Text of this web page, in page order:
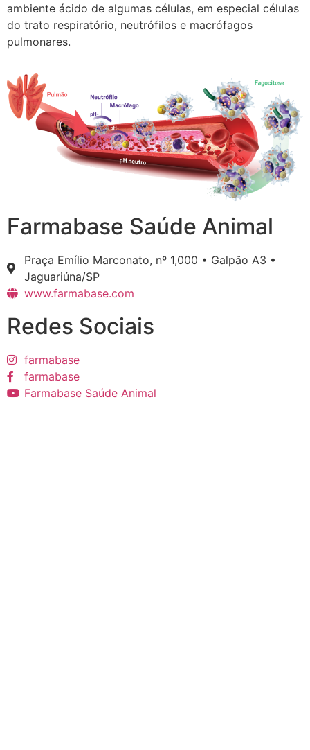
ambiente ácido de algumas células, em especial células
do trato respiratório, neutrófilos e macrófagos
pulmonares.
Farmabase Saúde Animal
Praça Emílio Marconato, nº 1,000 • Galpão A3 •
Jaguariúna/SP
www.farmabase.com
Redes Sociais
farmabase
farmabase
Farmabase Saúde Animal